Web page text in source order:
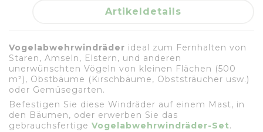
Artikeldetails
Vogelabwehrwindräder ideal zum Fernhalten von
Staren, Amseln, Elstern, und anderen
unerwünschten Vögeln von kleinen Flächen (500
m²), Obstbäume (Kirschbäume, Obststräucher usw.)
oder Gemüsegarten.
Befestigen Sie diese Windräder auf einem Mast, in
den Bäumen, oder erwerben Sie das
gebrauchsfertige Vogelabwehrwindräder-Set.